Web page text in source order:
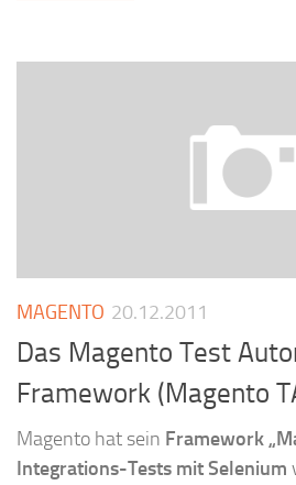
MAGENTO 20.12.2011
Das Magento Test
Framework (Magento
Magento hat sein Framework
Integrations-Tests mit Selenium